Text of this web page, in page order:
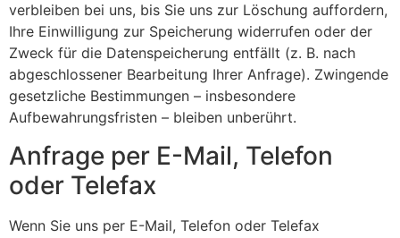
verbleiben bei uns, bis Sie uns zur Löschung auffordern,
Ihre Einwilligung zur Speicherung widerrufen oder der
Zweck für die Datenspeicherung entfällt (z. B. nach
abgeschlossener Bearbeitung Ihrer Anfrage). Zwingende
gesetzliche Bestimmungen – insbesondere
Aufbewahrungsfristen – bleiben unberührt.
Anfrage per E-Mail, Telefon
oder Telefax
Wenn Sie uns per E-Mail, Telefon oder Telefax